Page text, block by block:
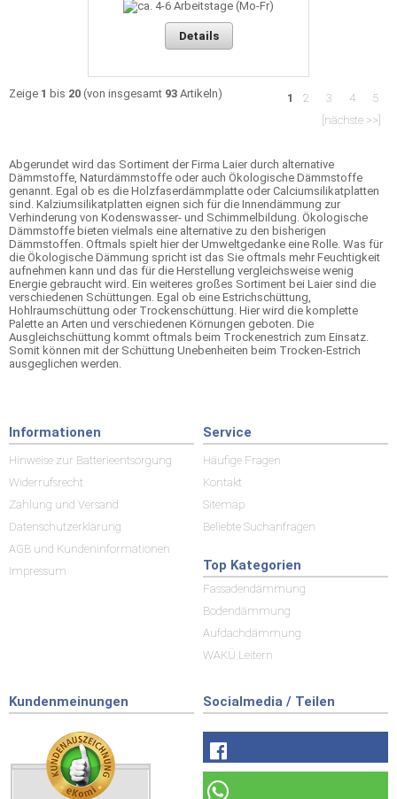
Details
Zeige 1 bis 20 (von insgesamt 93 Artikeln) 1 2 3 4
5
[nächste >>]
Abgerundet wird das Sortiment der Firma Laier durch alternative
Dämmstoffe, Naturdämmstoffe oder auch Ökologische Dämmstoffe
genannt. Egal ob es die Holzfaserdämmplatte oder Calciumsilikatplatten
sind. Kalziumsilikatplatten eignen sich für die Innendämmung zur
Verhinderung von Kodenswasser- und Schimmelbildung. Ökologische
Dämmstoffe bieten vielmals eine alternative zu den bisherigen
Dämmstoffen. Oftmals spielt hier der Umweltgedanke eine Rolle. Was für
die Ökologische Dämmung spricht ist das Sie oftmals mehr Feuchtigkeit
aufnehmen kann und das für die Herstellung vergleichsweise wenig
Energie gebraucht wird. Ein weiteres großes Sortiment bei Laier sind die
verschiedenen Schüttungen. Egal ob eine Estrichschüttung,
Hohlraumschüttung oder Trockenschüttung. Hier wird die komplette
Palette an Arten und verschiedenen Körnungen geboten. Die
Ausgleichschüttung kommt oftmals beim Trockenestrich zum Einsatz.
Somit können mit der Schüttung Unebenheiten beim Trocken-Estrich
ausgeglichen werden.
Informationen
Hinweise zur Batterieentsorgung
Widerrufsrecht
Zahlung und Versand
Datenschutzerklärung
AGB und Kundeninformationen
Impressum
Service
Häufige Fragen
Kontakt
Sitemap
Beliebte Suchanfragen
Top Kategorien
Fassadendämmung
Bodendämmung
Aufdachdämmung
WAKÜ Leitern
Kundenmeinungen Socialmedia / Teilen